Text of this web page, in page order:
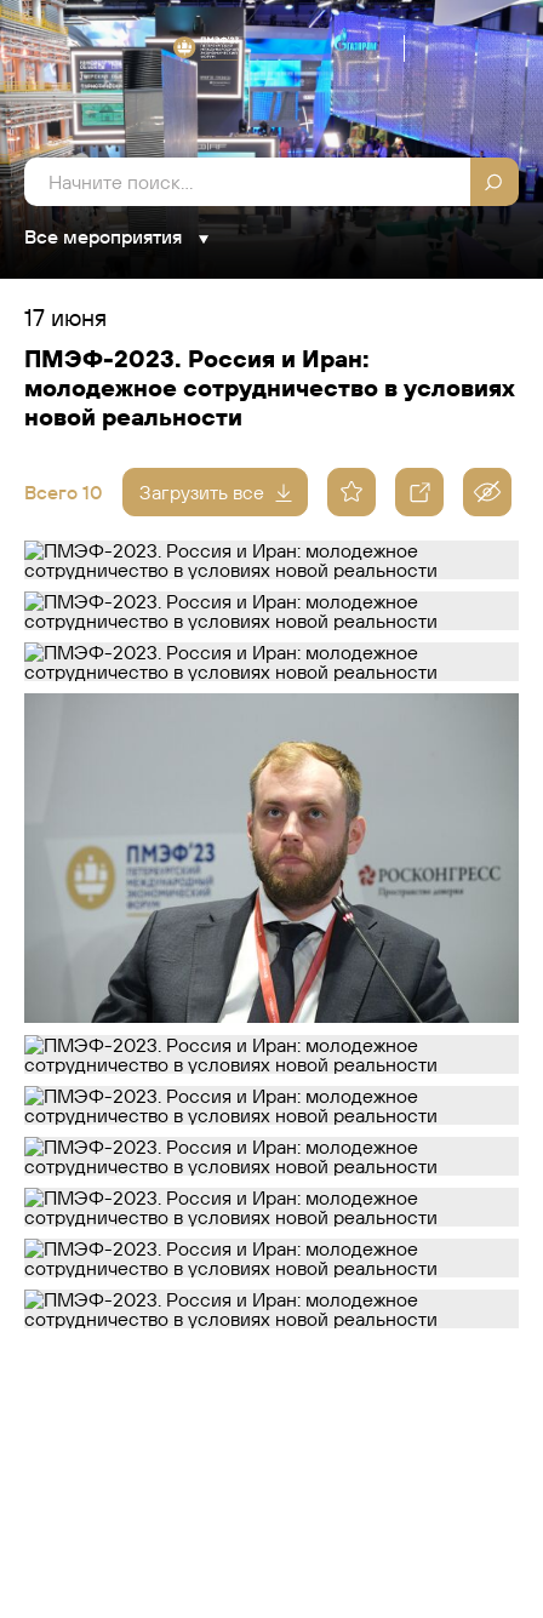
Все мероприятия
17 июня
ПМЭФ-2023. Россия и Иран:
молодежное сотрудничество в условиях
новой реальности
Всего 10 Загрузить все